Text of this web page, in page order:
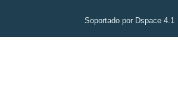
Soportado por Dspace 4.1